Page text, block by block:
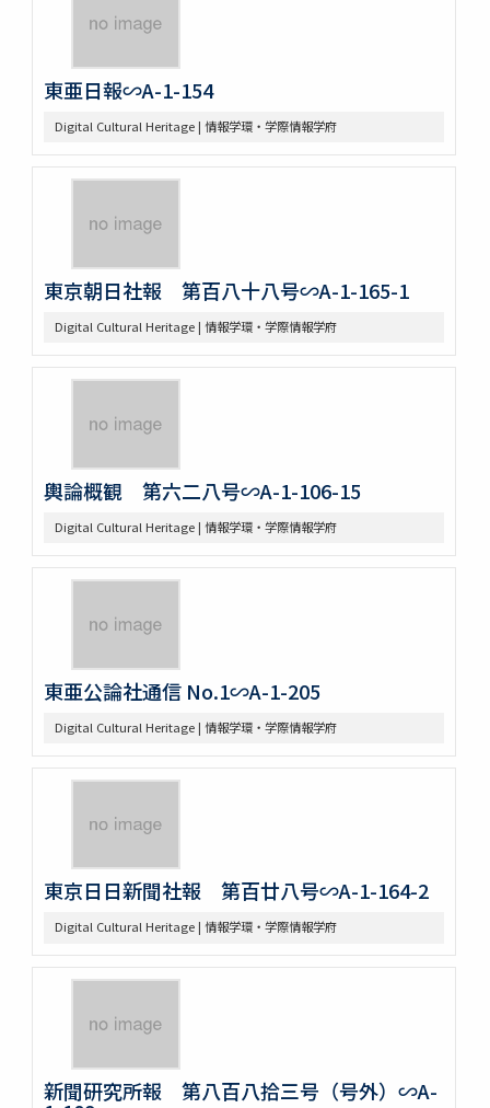
東亜日報∽A-1-154
Digital Cultural Heritage | 情報学環・学際情報学府
東京朝日社報 第百八十八号∽A-1-165-1
Digital Cultural Heritage | 情報学環・学際情報学府
輿論概観 第六二八号∽A-1-106-15
Digital Cultural Heritage | 情報学環・学際情報学府
東亜公論社通信 No.1∽A-1-205
Digital Cultural Heritage | 情報学環・学際情報学府
東京日日新聞社報 第百廿八号∽A-1-164-2
Digital Cultural Heritage | 情報学環・学際情報学府
新聞研究所報 第八百八拾三号（号外）∽A-